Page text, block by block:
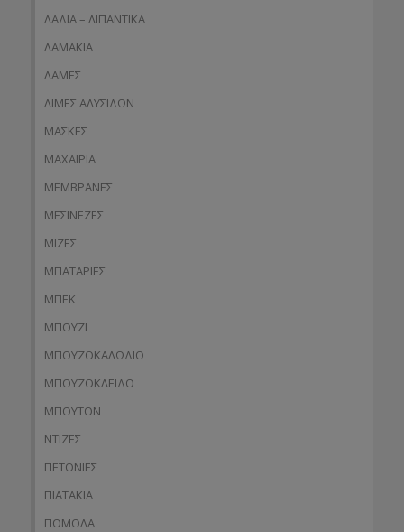
ΛΑΔΙΑ – ΛΙΠΑΝΤΙΚΑ
ΛΑΜΑΚΙΑ
ΛΑΜΕΣ
ΛΙΜΕΣ ΑΛΥΣΙΔΩΝ
ΜΑΣΚΕΣ
ΜΑΧΑΙΡΙΑ
ΜΕΜΒΡΑΝΕΣ
ΜΕΣΙΝΕΖΕΣ
ΜΙΖΕΣ
ΜΠΑΤΑΡΙΕΣ
ΜΠΕΚ
ΜΠΟΥΖΙ
ΜΠΟΥΖΟΚΑΛΩΔΙΟ
ΜΠΟΥΖΟΚΛΕΙΔΟ
ΜΠΟΥΤΟΝ
ΝΤΙΖΕΣ
ΠΕΤΟΝΙΕΣ
ΠΙΑΤΑΚΙΑ
ΠΟΜΟΛΑ